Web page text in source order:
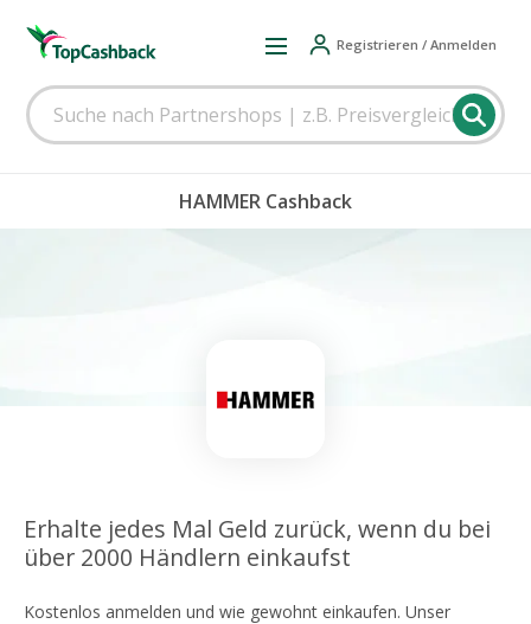
Registrieren / Anmelden
HAMMER Cashback
Erhalte jedes Mal Geld zurück, wenn du bei
über 2000 Händlern einkaufst
Kostenlos anmelden und wie gewohnt einkaufen. Unser